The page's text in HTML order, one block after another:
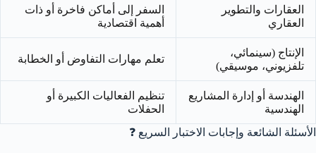
العقارات والتطوير
العقاري
السفر إلى أماكن فاخرة أو ذات
أهمية اقتصادية
الإنتاج (سينمائي،
تلفزيوني، موسيقي)
تعلم مهارات التفاوض أو الخطابة
الهندسة أو إدارة المشاريع
الهندسية
تنظيم الفعاليات الكبيرة أو
الحفلات
الأسئلة الشائعة وإجابات الاختبار السريع ❓